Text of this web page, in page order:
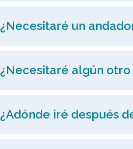
¿Necesitaré un
¿Necesitaré algún
¿Adónde iré después